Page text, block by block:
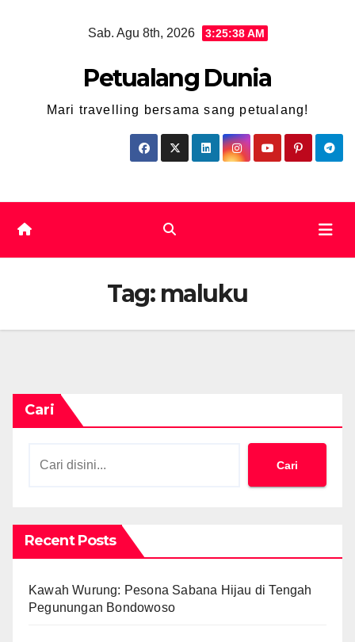
Sab. Agu 8th, 2026 3:25:40 AM
Petualang Dunia
Mari travelling bersama sang petualang!
Tag: maluku
Cari
Cari
Recent Posts
Kawah Wurung: Pesona Sabana Hijau di Tengah
Pegunungan Bondowoso